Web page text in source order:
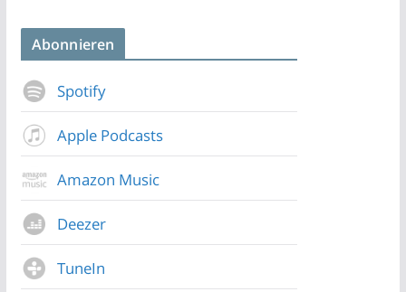
Abonnieren
Spotify
Apple Podcasts
Amazon Music
Deezer
TuneIn